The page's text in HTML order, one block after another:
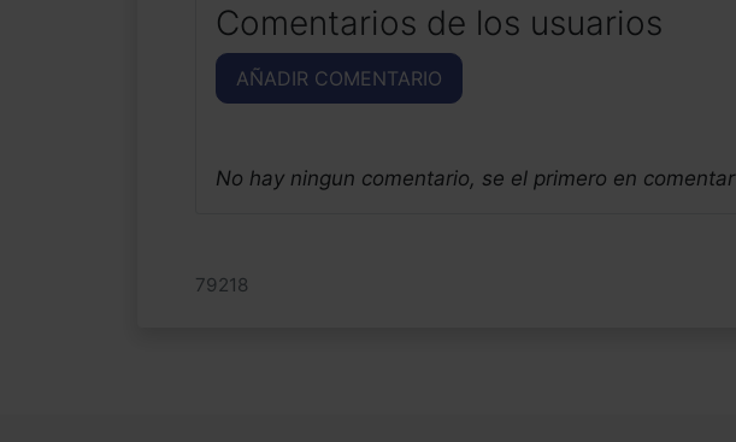
Comentarios de los usuarios
AÑADIR COMENTARIO
No hay ningun comentario, se el primero en comentar
79218